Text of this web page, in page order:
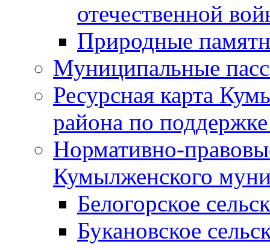
отечественной
Природные
Муниципальные
Ресурсная карта
района по
Нормативно-
Кумылженского
Белогорское
Букановское